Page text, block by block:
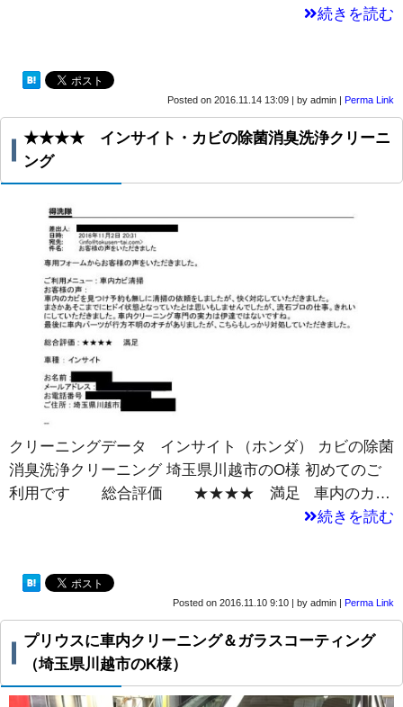
続きを読む
Posted on 2016.11.14 13:09 | by admin | Perma Link
★★★★ インサイト・カビの除菌消臭洗浄クリーニ
ング
クリーニングデータ インサイト（ホンダ） カビの除菌
消臭洗浄クリーニング 埼玉県川越市のO様 初めてのご
利用です 総合評価 ★★★★ 満足 車内のカ…
続きを読む
Posted on 2016.11.10 9:10 | by admin | Perma Link
プリウスに車内クリーニング＆ガラスコーティング
（埼玉県川越市のK様）